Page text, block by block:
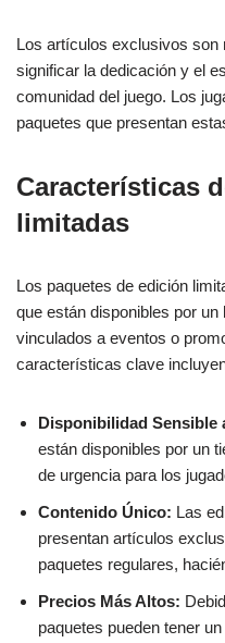
Los artículos exclusivos son
significar la dedicación y el
comunidad del juego. Los
paquetes que presentan
Características
limitadas
Los paquetes de edición
que están disponibles por
vinculados a eventos o
características clave
Disponibilidad Sensible
están disponibles por un
de urgencia para los
Contenido Único: Las
presentan artículos
paquetes regulares,
Precios Más Altos:
paquetes pueden tener